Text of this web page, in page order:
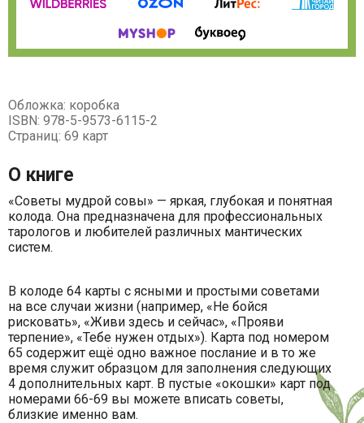
Обложка: коробка
ISBN: 978-5-9573-6115-2
Страниц: 69 карт
О книге
«Советы мудрой совы» — яркая, глубокая и понятная
колода. Она предназначена для профессиональных
тарологов и любителей различных мантических
систем.
В колоде 64 карты с ясными и простыми советами
на все случаи жизни (например, «Не бойся
рисковать», «Живи здесь и сейчас», «Прояви
терпение», «Тебе нужен отдых»). Карта под номером
65 содержит ещё одно важное послание и в то же
время служит образцом для заполнения следующих
4 дополнительных карт. В пустые «окошки» карт под
номерами 66-69 вы можете вписать советы,
близкие именно вам.